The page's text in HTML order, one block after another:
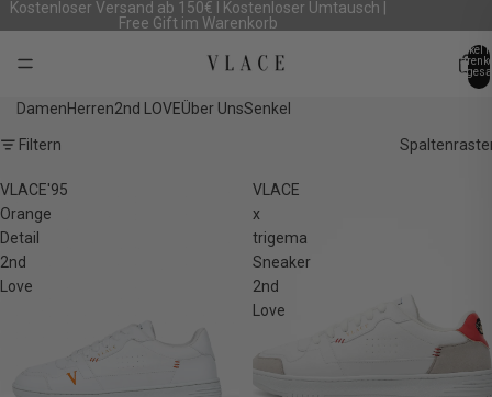
Kostenloser Versand ab 150€ I Kostenloser Umtausch |
Free Gift im Warenkorb
Artikel
DamenHerren2nd LOVEÜber UnsSenkel
Filtern
VLACE'95
Orange
Detail
2nd
Love
VLACE
x
trigema
Sneaker
2nd
Love